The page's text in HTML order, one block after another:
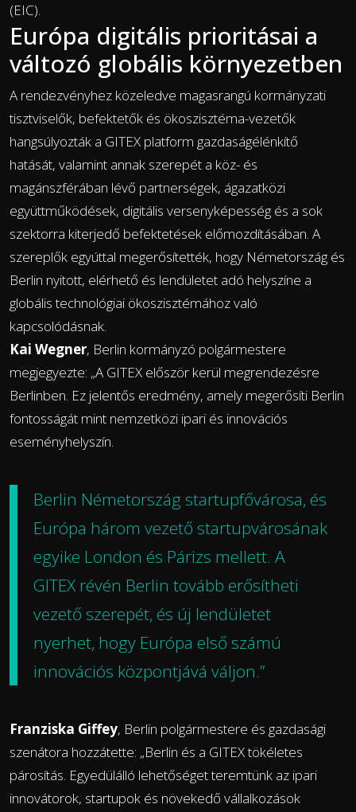
(EIC).
Európa digitális prioritásai a
változó globális környezetben
A rendezvényhez közeledve magasrangú kormányzati
tisztviselők, befektetők és ökoszisztéma-vezetők
hangsúlyozták a GITEX platform gazdaságélénkítő
hatását, valamint annak szerepét a köz- és
magánszférában lévő partnerségek, ágazatközi
együttműködések, digitális versenyképesség és a sok
szektorra kiterjedő befektetések előmozdításában. A
szereplők egyúttal megerősítették, hogy Németország és
Berlin nyitott, elérhető és lendületet adó helyszíne a
globális technológiai ökoszisztémához való
kapcsolódásnak.
Kai Wegner, Berlin kormányzó polgármestere
megjegyezte: „A GITEX először kerül megrendezésre
Berlinben. Ez jelentős eredmény, amely megerősíti Berlin
fontosságát mint nemzetközi ipari és innovációs
eseményhelyszín.
Berlin Németország startupfővárosa, és
Európa három vezető startupvárosának
egyike London és Párizs mellett. A
GITEX révén Berlin tovább erősítheti
vezető szerepét, és új lendületet
nyerhet, hogy Európa első számú
innovációs központjává váljon.”
Franziska Giffey, Berlin polgármestere és gazdasági
szenátora hozzátette: „Berlin és a GITEX tökéletes
párosítás. Egyedülálló lehetőséget teremtünk az ipari
innovátorok, startupok és növekedő vállalkozások